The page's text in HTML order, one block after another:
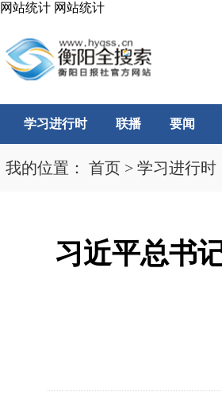
网站统计 网站统计
学习进行时 联播 要闻
我的位置： 首页 > 学习进行时
习近平总书